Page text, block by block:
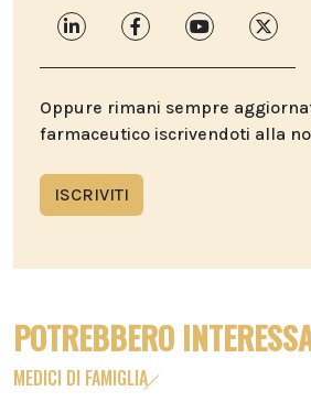
Oppure rimani sempre
farmaceutico iscrivendoti alla
ISCRIVITI
POTREBBERO
MEDICI DI FAMIGLIA